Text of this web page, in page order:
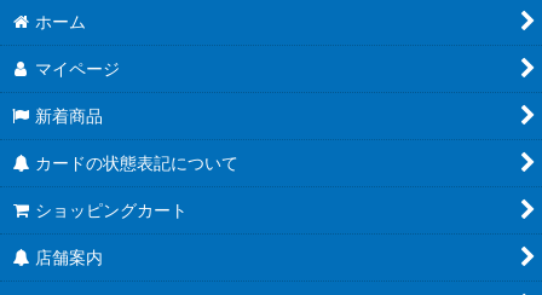
ホーム
マイページ
新着商品
カードの状態表記について
ショッピングカート
店舗案内